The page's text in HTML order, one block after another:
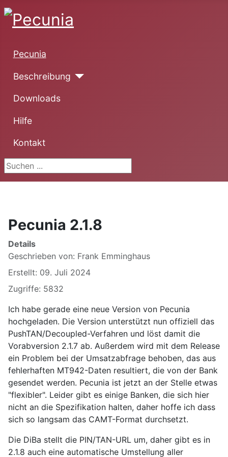
Pecunia
Beschreibung
Downloads
Hilfe
Kontakt
Suchen ...
Pecunia 2.1.8
Details
Geschrieben von: Frank Emminghaus
Erstellt: 09. Juli 2024
Zugriffe: 5832
Ich habe gerade eine neue Version von Pecunia
hochgeladen. Die Version unterstützt nun offiziell das
PushTAN/Decoupled-Verfahren und löst damit die
Vorabversion 2.1.7 ab. Außerdem wird mit dem Release
ein Problem bei der Umsatzabfrage behoben, das aus
fehlerhaften MT942-Daten resultiert, die von der Bank
gesendet werden. Pecunia ist jetzt an der Stelle etwas
"flexibler". Leider gibt es einige Banken, die sich hier
nicht an die Spezifikation halten, daher hoffe ich dass
sich so langsam das CAMT-Format durchsetzt.
Die DiBa stellt die PIN/TAN-URL um, daher gibt es in
2.1.8 auch eine automatische Umstellung aller